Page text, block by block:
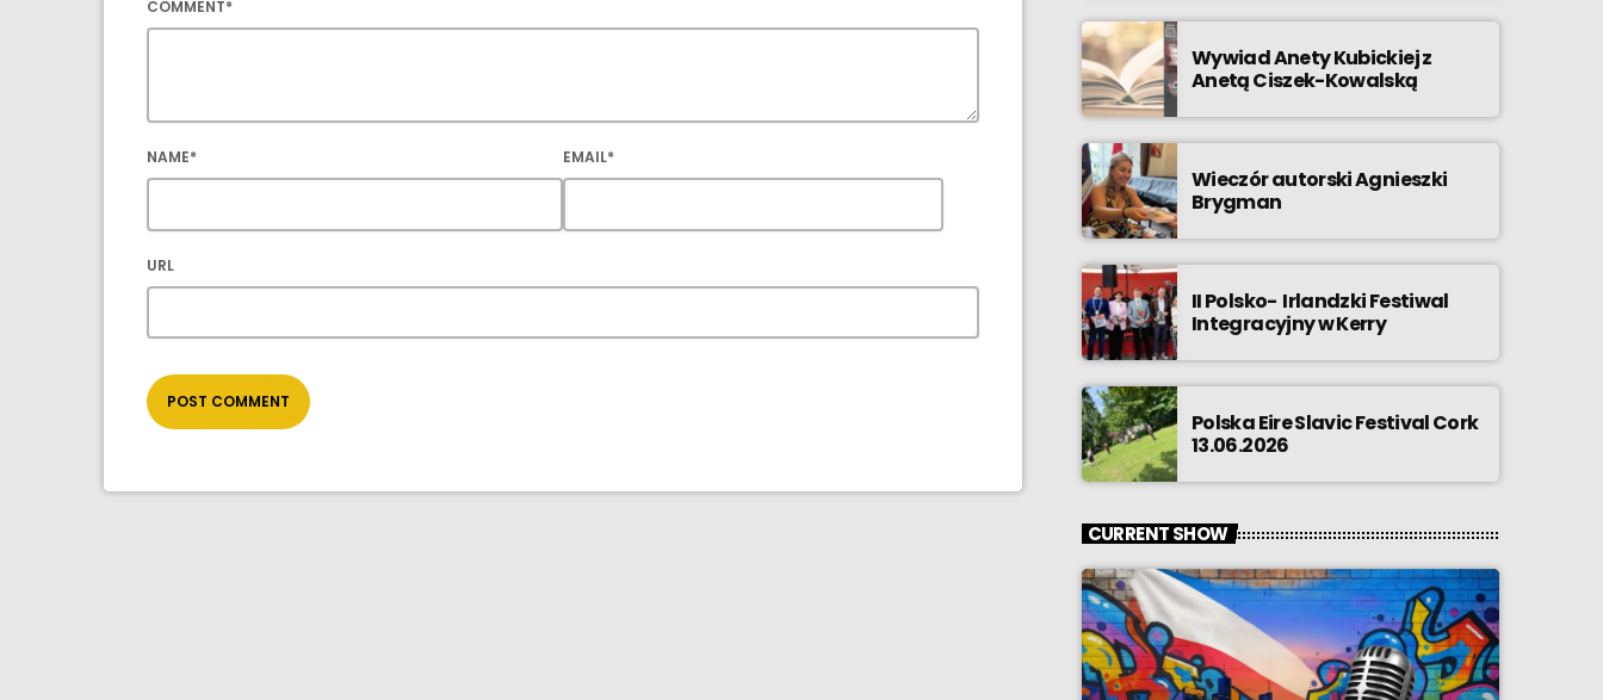
COMMENT*
NAME* EMAIL*
URL
Wywiad Anety Kubickiej z
Anetą Ciszek-Kowalską
Wieczór autorski Agnieszki
Brygman
II Polsko- Irlandzki Festiwal
Integracyjny w Kerry
Polska Eire Slavic Festival Cork
13.06.2026
CURRENT SHOW